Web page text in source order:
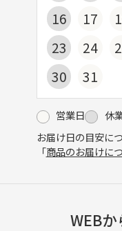
16
17
23
24
30
31
営業日
休
お届け日の目安に
「商品のお届けに
WEB